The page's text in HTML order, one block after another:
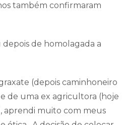
também confirmaram
de homolagada a
(depois caminhoneiro
de uma ex agricultora (hoje
aprendi muito com meus